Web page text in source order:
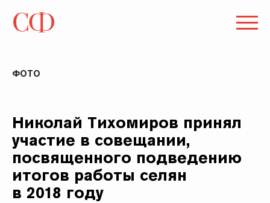
ФОТО
Николай Тихомиров принял
участие в совещании,
посвященного подведению
итогов работы селян
в 2018 году